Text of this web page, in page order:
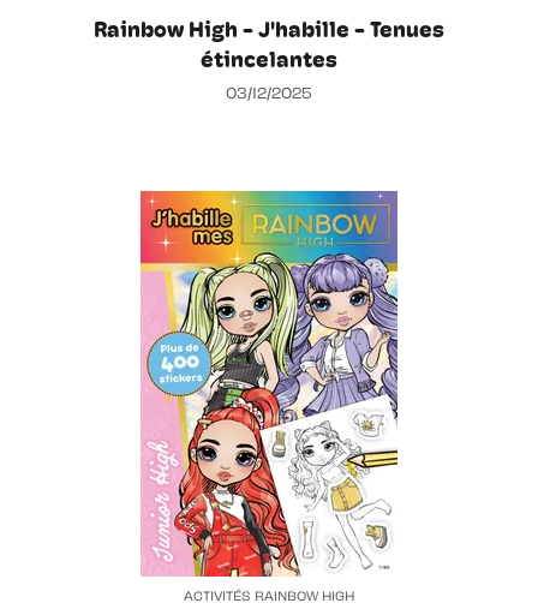
Rainbow High - J'habille - Tenues
étincelantes
03/12/2025
ACTIVITÉS RAINBOW HIGH